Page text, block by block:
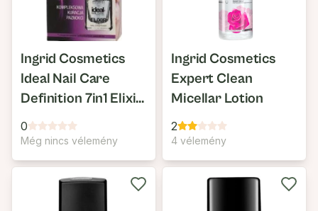
Ingrid Cosmetics
Ideal Nail Care
Definition 7in1 Elixir
Köröm Kondicionáló
0
Még nincs vélemény
Ingrid Cosmetics
Expert Clean
Micellar Lotion
2
4 vélemény